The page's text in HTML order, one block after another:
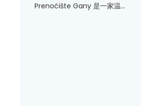
Prenoćište Gany 是一家温...